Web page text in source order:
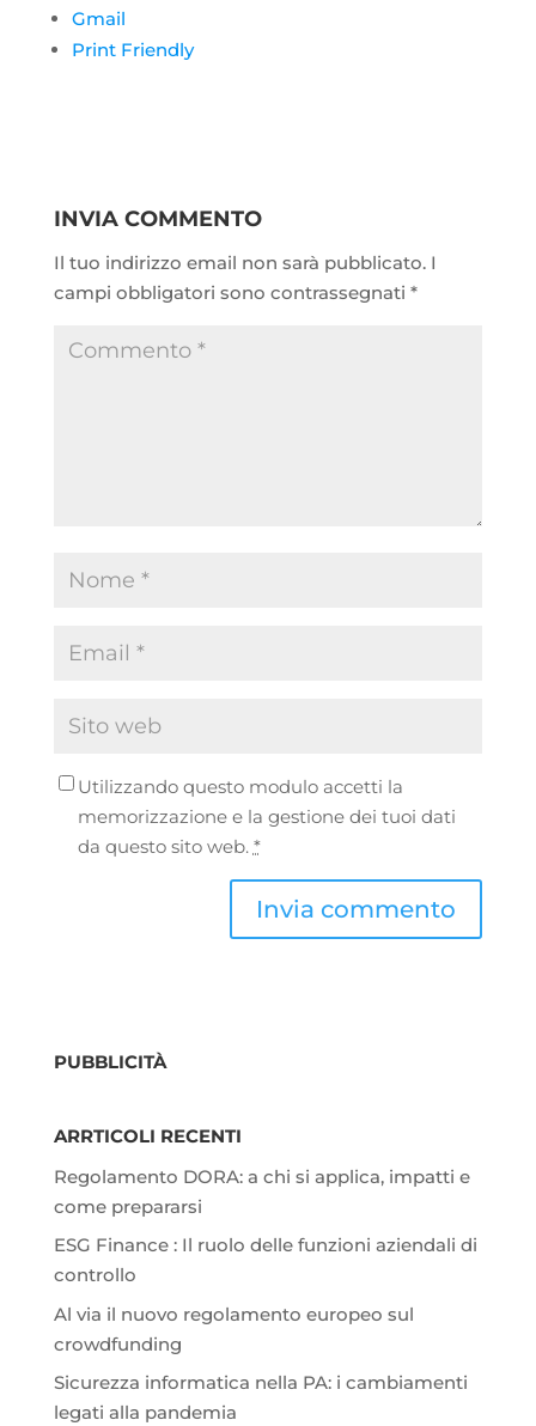
Gmail
Print Friendly
INVIA COMMENTO
Il tuo indirizzo email non sarà pubblicato. I
campi obbligatori sono contrassegnati *
Utilizzando questo modulo accetti la
memorizzazione e la gestione dei tuoi dati
da questo sito web. *
PUBBLICITÀ
ARRTICOLI RECENTI
Regolamento DORA: a chi si applica, impatti e
come prepararsi
ESG Finance : Il ruolo delle funzioni aziendali di
controllo
Al via il nuovo regolamento europeo sul
crowdfunding
Sicurezza informatica nella PA: i cambiamenti
legati alla pandemia